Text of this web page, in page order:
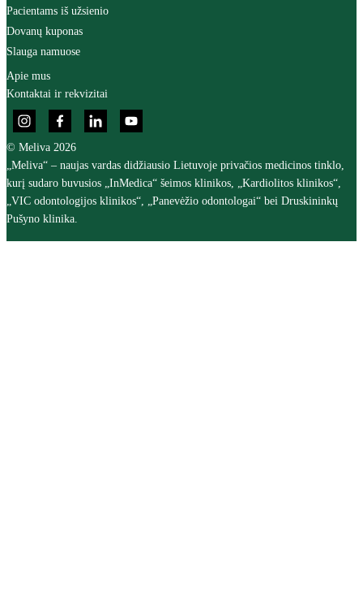
Pacientams iš užsienio
Dovanų kuponas
Slauga namuose
Apie mus
Kontaktai ir rekvizitai
© Meliva 2026
„Meliva“ – naujas vardas didžiausio Lietuvoje privačios medicinos tinklo,
kurį sudaro buvusios „InMedica“ šeimos klinikos, „Kardiolitos klinikos“,
„VIC odontologijos klinikos“, „Panevėžio odontologai“ bei Druskininkų
Pušyno klinika.